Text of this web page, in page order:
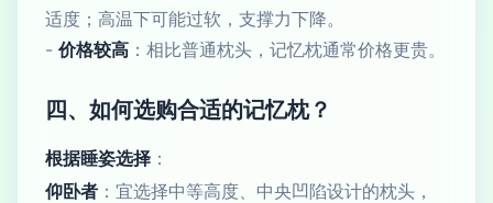
适度；高温下可能过软，支撑力下降。
- 价格较高 ：相比普通枕头，记忆枕通常价格更贵。
四、如何选购合适的记忆枕？
根据睡姿选择 ：
仰卧者 ：宜选择中等高度、中央凹陷设计的枕头，